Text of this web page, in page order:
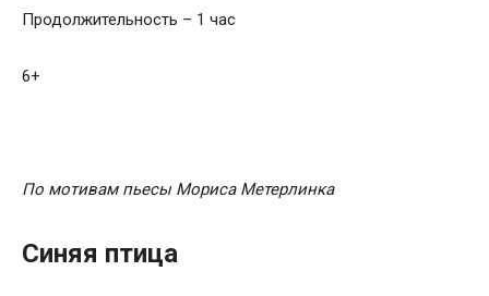
Продолжительность – 1 час
6+
По мотивам пьесы Мориса Метерлинка
Синяя птица